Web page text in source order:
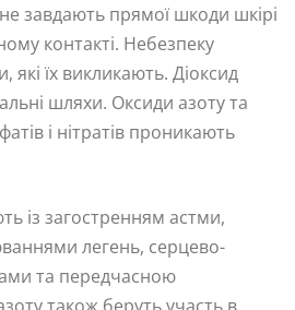
завдають прямої шкоди шкірі
контакті. Небезпеку
які їх викликають. Діоксид
шляхи. Оксиди азоту та
і нітратів проникають
із загостренням астми,
легень, серцево-
та передчасною
також беруть участь в